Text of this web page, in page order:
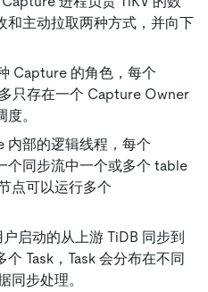
和主动拉取两种方式，并向下
Capture 的角色，每个
只存在一个 Capture Owner
。
部的逻辑线程，每个
个同步流中一个或多个 table
点可以运行多个
启动的从上游 TiDB 同步到
Task，Task 会分布在不同
同步处理。